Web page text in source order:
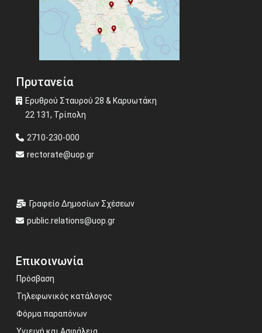
Πρυτανεία
Ερυθρού Σταυρού 28 & Καρυωτάκη
22 131, Τρίπολη
2710-230-000
rectorate@uop.gr
Γραφείο Δημοσίων Σχέσεων
public.relations@uop.gr
Επικοινωνία
Πρόσβαση
Τηλεφωνικός κατάλογος
Φόρμα παραπόνων